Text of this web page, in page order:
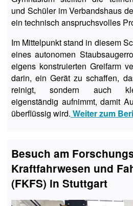
und Schüler im Verbandshaus
ein technisch anspruchsvolles
Im Mittelpunkt stand in diesem
eines autonomen
eigens konstruierten Greifarm
darin, ein Gerät zu schaffen,
reinigt, sondern auch
eigenständig aufnimmt, damit
überflüssig wird. Weiter zum
Besuch am
Kraftfahrwesen und
(FKFS) in Stuttgart